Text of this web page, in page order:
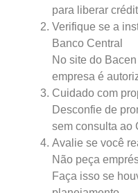
para liberar
Verifique se a
Banco Central
No site do
empresa é
Cuidado com
Desconfie de
sem consulta ao
Avalie se você
Não peça
Faça isso se